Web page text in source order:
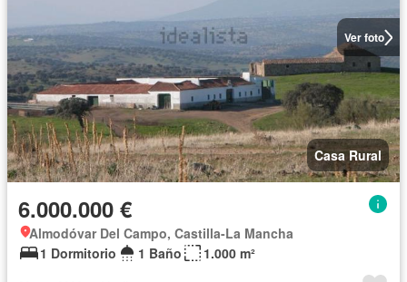
Ver foto
Casa Rural
6.000.000 €
Almodóvar Del Campo, Castilla-La Mancha
1 Dormitorio
1 Baño 1.000 m²